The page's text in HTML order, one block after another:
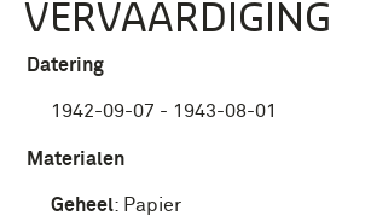
VERVAARDIGING
Datering
1942-09-07 - 1943-08-01
Materialen
Geheel: Papier